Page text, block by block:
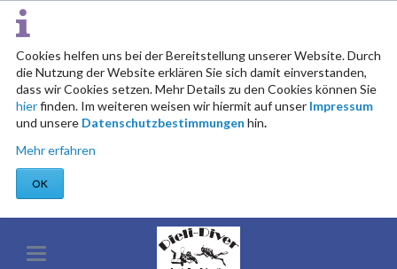
Cookies helfen uns bei der Bereitstellung unserer Website. Durch
die Nutzung der Website erklären Sie sich damit einverstanden,
dass wir Cookies setzen. Mehr Details zu den Cookies können Sie
hierfinden. Im weiteren weisen wir hiermit auf unser Impressum
und unsere Datenschutzbestimmungen hin.
Mehr erfahren
OK